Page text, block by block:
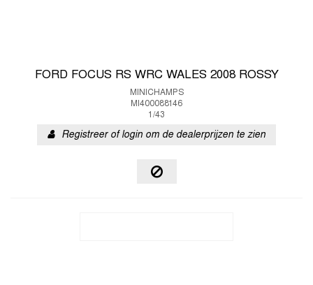
FORD FOCUS RS WRC WALES 2008 ROSSY
MINICHAMPS
MI400088146
1/43
Registreer of login om de dealerprijzen te zien